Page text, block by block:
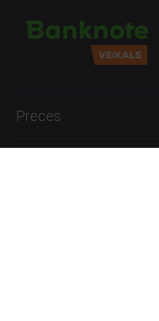
Preces